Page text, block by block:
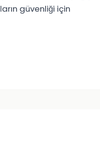
güvenliği için